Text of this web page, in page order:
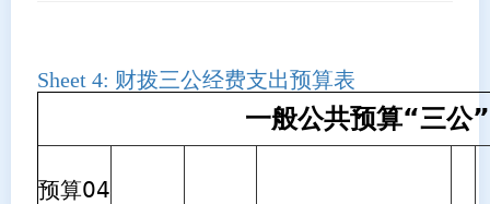
Sheet 4: 财拨三公经费支出预算表
一般公共预算“三公
预算04